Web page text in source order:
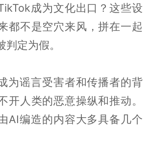
成为文化出口？这些设
都不是空穴来风，拼在一起
定为假。
为谣言受害者和传播者的背
开人类的恶意操纵和推动。
AI编造的内容大多具备几个